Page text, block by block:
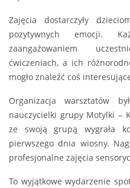
Zajęcia dostarczyły
pozytywnych emocji.
zaangażowaniem
ćwiczeniach, a ich
mogło znaleźć coś
Organizacja warsztatów
nauczycielki grupy Motylki –
ze swoją grupą wygrała
pierwszego dnia wiosny.
profesjonalne zajęcia
To wyjątkowe wydarzenie